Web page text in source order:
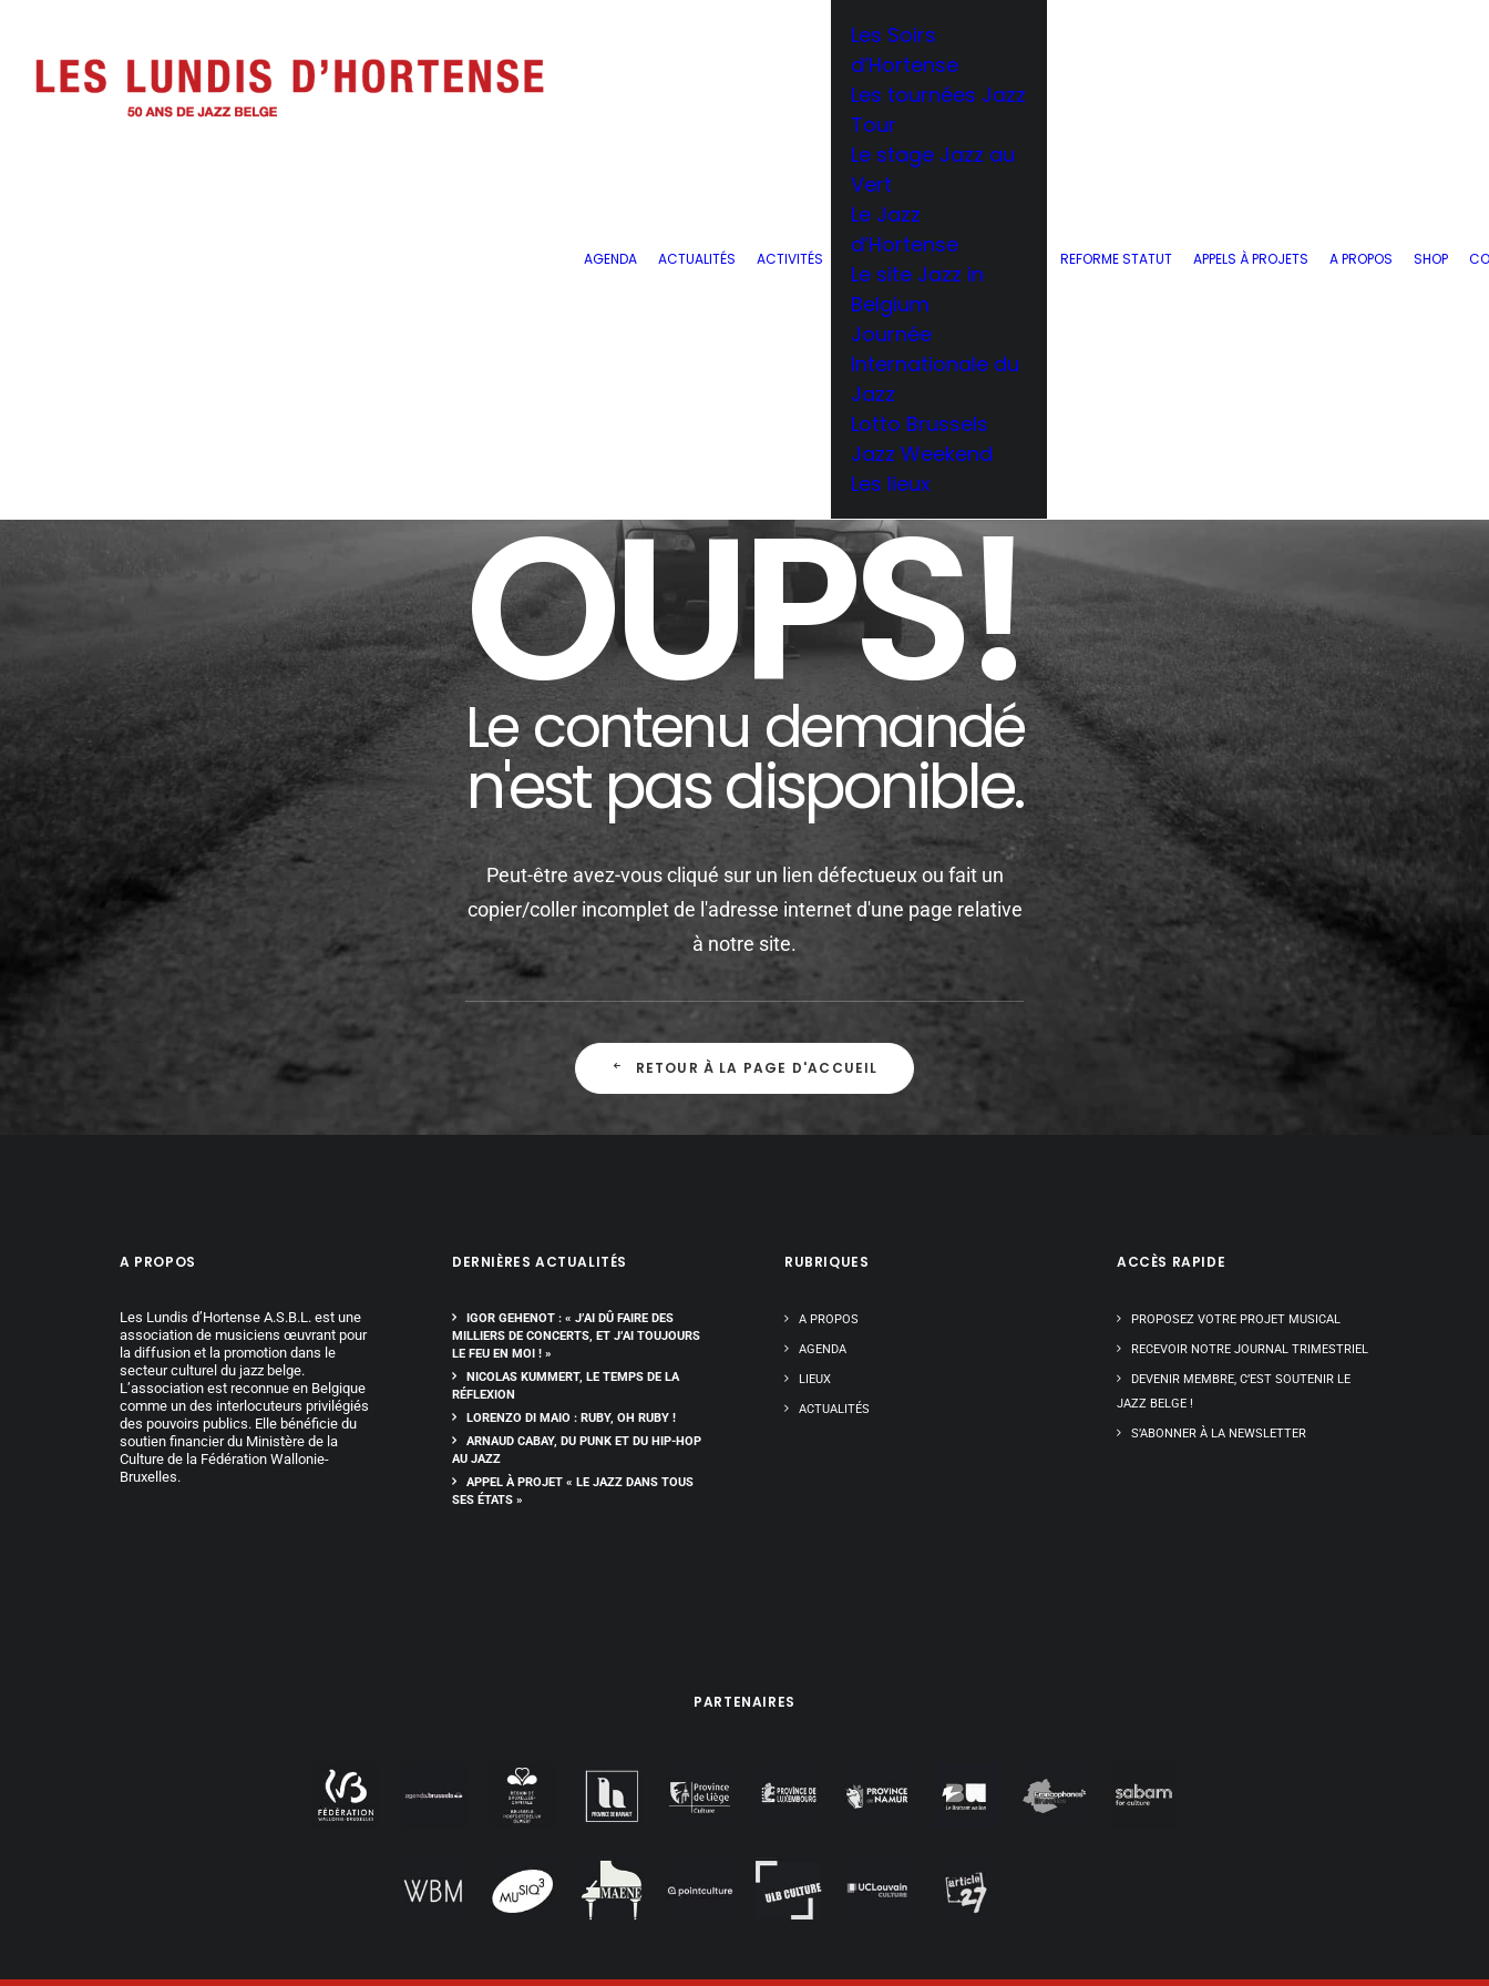
AGENDA ACTUALITÉS ACTIVITÉS
Les Soirs
d’Hortense
Les tournées Jazz
Tour
Le stage Jazz au
Vert
Le Jazz
d’Hortense
Le site Jazz in
Belgium
Journée
Internationale du
Jazz
Lotto Brussels
Jazz Weekend
Les lieux
REFORME STATUT APPELS À PROJETS A PROPOS SHOP
OUPS!
Le contenu demandé
n'est pas disponible.
Peut-être avez-vous cliqué sur un lien défectueux ou fait un
copier/coller incomplet de l'adresse internet d'une page relative
à notre site.
RETOUR À LA PAGE D'ACCUEIL
A PROPOS
Les Lundis d’Hortense A.S.B.L. est une
association de musiciens œuvrant pour
la diffusion et la promotion dans le
secteur culturel du jazz belge.
L’association est reconnue en Belgique
comme un des interlocuteurs privilégiés
des pouvoirs publics. Elle bénéficie du
soutien financier du Ministère de la
Culture de la Fédération Wallonie-
Bruxelles.
DERNIÈRES ACTUALITÉS
IGOR GEHENOT : « J’AI DÛ FAIRE DES
MILLIERS DE CONCERTS, ET J’AI TOUJOURS
LE FEU EN MOI ! »
NICOLAS KUMMERT, LE TEMPS DE LA
RÉFLEXION
LORENZO DI MAIO : RUBY, OH RUBY !
ARNAUD CABAY, DU PUNK ET DU HIP-HOP
AU JAZZ
APPEL À PROJET « LE JAZZ DANS TOUS
SES ÉTATS »
RUBRIQUES
A PROPOS
AGENDA
LIEUX
ACTUALITÉS
ACCÈS RAPIDE
PROPOSEZ VOTRE PROJET MUSICAL
RECEVOIR NOTRE JOURNAL TRIMESTRIEL
DEVENIR MEMBRE, C’EST SOUTENIR LE
JAZZ BELGE !
S’ABONNER À LA NEWSLETTER
PARTENAIRES